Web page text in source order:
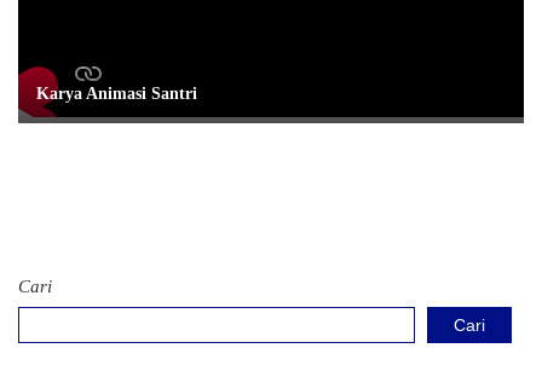
Karya Animasi Santri
Cari
Cari